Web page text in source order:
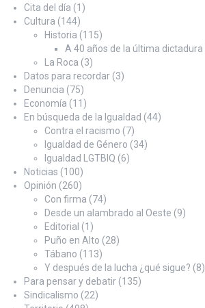
Cita del día (1)
Cultura (144)
Historia (115)
A 40 años de la última dictadura
La Roca (3)
Datos para recordar (3)
Denuncia (75)
Economía (11)
En búsqueda de la Igualdad (44)
Contra el racismo (7)
Igualdad de Género (34)
Igualdad LGTBIQ (6)
Noticias (100)
Opinión (260)
Con firma (74)
Desde un alambrado al Oeste (9)
Editorial (1)
Puño en Alto (28)
Tábano (113)
Y después de la lucha ¿qué sigue? (8)
Para pensar y debatir (135)
Sindicalismo (22)